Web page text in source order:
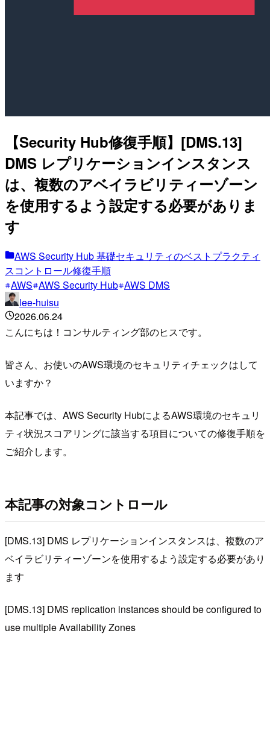
【Security Hub修復手順】[DMS.13]
DMS レプリケーションインスタンス
は、複数のアベイラビリティーゾーン
を使用するよう設定する必要がありま
す
AWS Security Hub 基礎セキュリティのベストプラクティ
スコントロール修復手順
AWS AWS Security Hub AWS DMS
lee-huisu
2026.06.24
こんにちは！コンサルティング部のヒスです。
皆さん、お使いのAWS環境のセキュリティチェックはして
いますか？
本記事では、AWS Security HubによるAWS環境のセキュリ
ティ状況スコアリングに該当する項目についての修復手順を
ご紹介します。
本記事の対象コントロール
[DMS.13] DMS レプリケーションインスタンスは、複数のア
ベイラビリティーゾーンを使用するよう設定する必要があり
ます
[DMS.13] DMS replication instances should be configured to
use multiple Availability Zones